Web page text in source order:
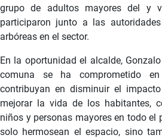
grupo de adultos mayores del y
participaron junto a las
arbóreas en el sector.
En la oportunidad el alcalde,
comuna se ha comprometido
contribuyan en disminuir el
mejorar la vida de los habitantes,
niños y personas mayores en todo el
solo hermosean el espacio, sino